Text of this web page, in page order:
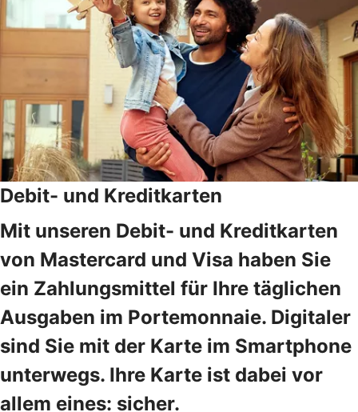
Debit- und Kreditkarten
Mit unseren Debit- und Kreditkarten
von Mastercard und Visa haben Sie
ein Zahlungsmittel für Ihre täglichen
Ausgaben im Portemonnaie. Digitaler
sind Sie mit der Karte im Smartphone
unterwegs. Ihre Karte ist dabei vor
allem eines: sicher.